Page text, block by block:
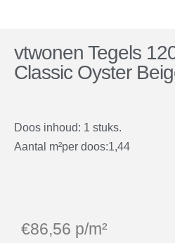
vtwonen Tegels
Classic Oyster
Doos inhoud: 1 stuks.
Aantal m²per doos:1,44
€86,56 p/m²